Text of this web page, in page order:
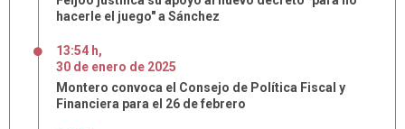
hacerle el juego" a Sánchez
13:54 h,
30 de enero de 2025
Montero convoca el Consejo de Política Fiscal y
Financiera para el 26 de febrero